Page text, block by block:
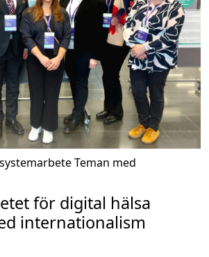
Teman med
för digital hälsa
internationalism